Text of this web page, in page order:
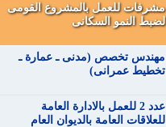
مشرفات للعمل بالمشروع القومى
لضبط النمو السكانى
مهندس تخصص (مدنى ـ عمارة ـ
تخطيط عمرانى)
عدد 2 للعمل بالادارة العامة
للعلاقات العامة بالديوان العام